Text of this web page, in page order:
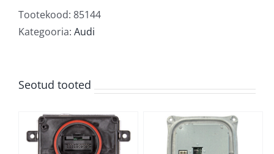
Tootekood: 85144
Kategooria: Audi
Seotud tooted